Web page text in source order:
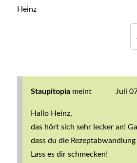
Heinz
Staupitopia meint Juli
Hallo Heinz,
das hört sich sehr lecker an!
dass du die
Lass es dir schmecken!